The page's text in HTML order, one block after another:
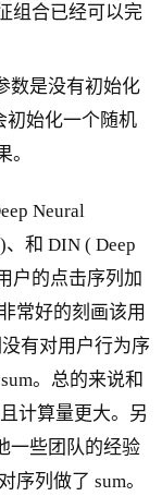
组合已经可以完
数是没有初始化
初始化一个随机
。
Neural
、和 DIN ( Deep
户的点击序列加
常好的刻画该用
有对用户行为序
。总的来说和
计算量更大。另
一些团队的经验
列做了 sum。